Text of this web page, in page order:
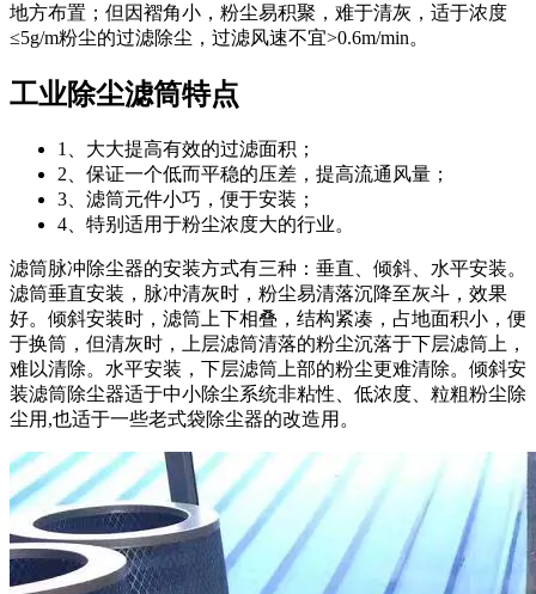
地方布置；但因褶角小，粉尘易积聚，难于清灰，适于浓度
≤5g/m粉尘的过滤除尘，过滤风速不宜>0.6m/min。
工业除尘滤筒特点
1、大大提高有效的过滤面积；
2、保证一个低而平稳的压差，提高流通风量；
3、滤筒元件小巧，便于安装；
4、特别适用于粉尘浓度大的行业。
滤筒脉冲除尘器的安装方式有三种：垂直、倾斜、水平安装。
滤筒垂直安装，脉冲清灰时，粉尘易清落沉降至灰斗，效果
好。倾斜安装时，滤筒上下相叠，结构紧凑，占地面积小，便
于换筒，但清灰时，上层滤筒清落的粉尘沉落于下层滤筒上，
难以清除。水平安装，下层滤筒上部的粉尘更难清除。倾斜安
装滤筒除尘器适于中小除尘系统非粘性、低浓度、粒粗粉尘除
尘用,也适于一些老式袋除尘器的改造用。